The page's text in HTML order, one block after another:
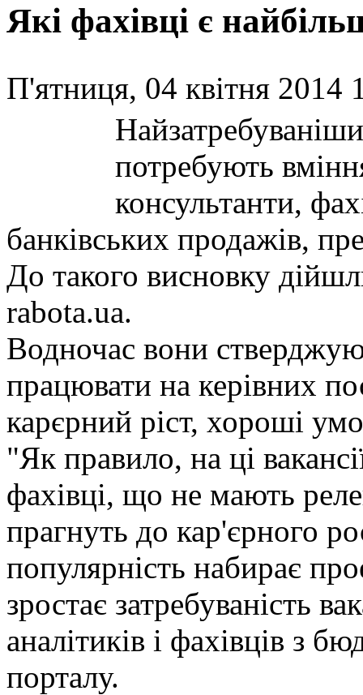
Які фахівці є
П'ятниця, 04 квітня 2014
потребують
консультанти,
банківських продажів,
До такого висновку
rabota.ua.
Водночас вони
працювати на керівних
карєрний ріст, хороші
"Як правило, на ці
фахівці, що не мають
прагнуть до кар'єрного
популярність набирає
зростає затребуваність
аналітиків і фахівців з
порталу.